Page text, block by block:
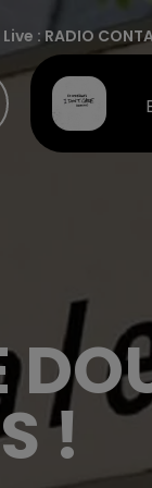
Live :RADIO
!